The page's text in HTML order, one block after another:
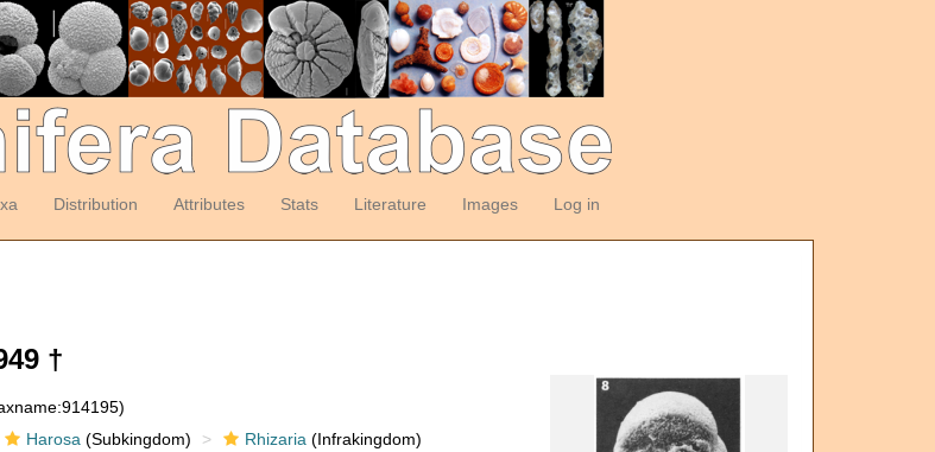
Distribution Attributes Stats Literature Images Log in
†
Harosa (Subkingdom) Rhizaria (Infrakingdom)